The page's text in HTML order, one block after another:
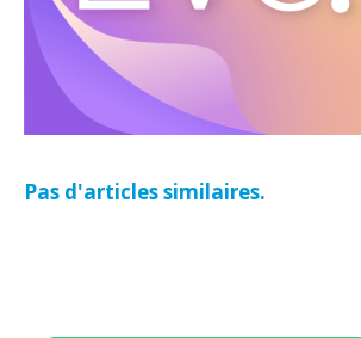
Pas d'articles similaires.